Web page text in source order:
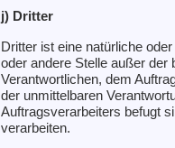
j) Dritter
Dritter ist eine natürliche
oder andere Stelle außer der
Verantwortlichen, dem
der unmittelbaren
Auftragsverarbeiters befugt
verarbeiten.